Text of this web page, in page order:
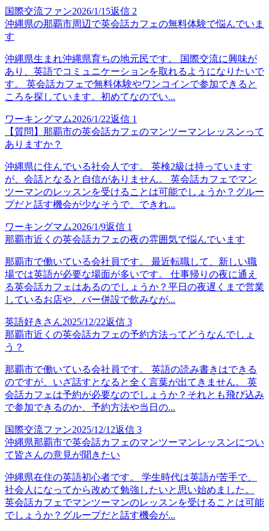
国際交流ファン2026/1/15返信 2
沖縄県の那覇市周辺で英会話カフェの無料体験で悩んでいま
す
沖縄県生まれ沖縄県育ちの地元民です。 国際交流に興味が
あり、英語でコミュニケーションを取れるようになりたいで
す。 英会話カフェで無料体験やワンコインで参加できると
ころを探しています。初めてなのでい...
ワーキングマム2026/1/22返信 1
【質問】那覇市の英会話カフェのマンツーマンレッスンって
ありますか？
沖縄県に住んでいる社会人です。 英検2級は持っています
が、会話となると自信がありません。 英会話カフェでマン
ツーマンのレッスンを受けることは可能でしょうか？グルー
プだと話す機会が少なそうで、できれ...
ワーキングマム2026/1/9返信 1
那覇市近くの英会話カフェの夜の雰囲気で悩んでいます
那覇市で働いている会社員です。 最近転職して、新しい職
場では英語が必要な場面が多いです。 仕事帰りの夜に通え
る英会話カフェはあるのでしょうか？平日の夜遅くまで営業
しているお店や、バー併設で飲みなが...
英語好きさん2025/12/22返信 3
那覇市近くの英会話カフェの予約方法ってどうなんでしょ
う？
那覇市で働いている会社員です。 英語の読み書きはできる
のですが、いざ話すとなると全く言葉が出てきません。 英
会話カフェは予約が必要なのでしょうか？それとも飛び込み
で参加できるのか、予約方法や当日の...
国際交流ファン2025/12/12返信 3
沖縄県那覇市で英会話カフェのマンツーマンレッスンについ
て皆さんの意見が聞きたい
沖縄県在住の英語初心者です。 学生時代は英語が苦手で、
社会人になってから改めて勉強したいと思い始めました。
英会話カフェでマンツーマンのレッスンを受けることは可能
でしょうか？グループだと話す機会が...